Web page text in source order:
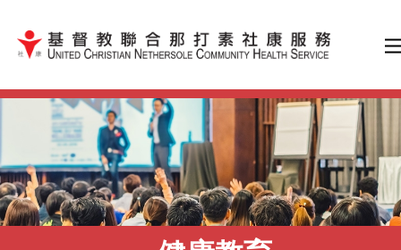
跳到內容（按輸入鍵）